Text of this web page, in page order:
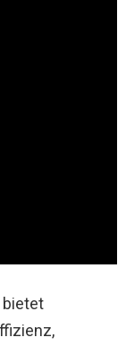
bietet